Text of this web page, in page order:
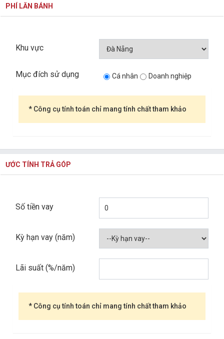
PHÍ LĂN BÁNH
Khu vực
Mục đích sử dụng Cá nhân Doanh nghiệp
* Công cụ tính toán chỉ mang tính chất tham khảo
ƯỚC TÍNH TRẢ GÓP
Số tiền vay
Kỳ hạn vay (năm)
Lãi suất (%/năm)
* Công cụ tính toán chỉ mang tính chất tham khảo